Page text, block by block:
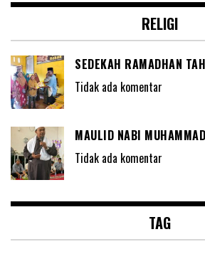
RELIGI
SEDEKAH RAMADHAN
Tidak ada komentar
MAULID NABI
Tidak ada komentar
TAG